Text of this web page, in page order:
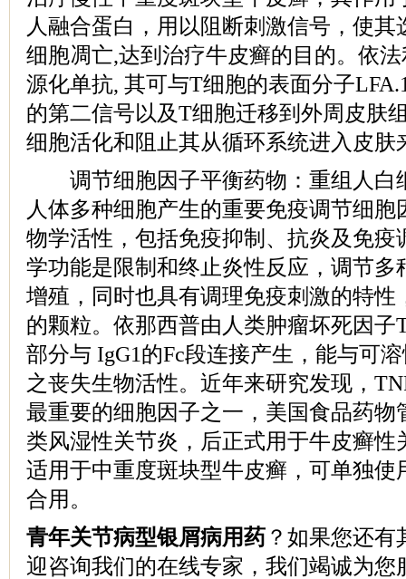
人融合蛋白，用以阻断刺激信号，使
细胞凋亡,达到治疗牛皮癣的目的。依法
源化单抗, 其可与T细胞的表面分子
的第二信号以及T细胞迁移到外周皮肤
细胞活化和阻止其从循环系统进入皮肤
调节细胞因子平衡药物：重组人白
人体多种细胞产生的重要免疫调节细
物学活性，包括免疫抑制、抗炎及免疫
学功能是限制和终止炎性反应，调节多
增殖，同时也具有调理免疫刺激的特性
的颗粒。依那西普由人类肿瘤坏死因子
部分与 IgG1的Fc段连接产生，能与可
之丧失生物活性。近年来研究发现，
最重要的细胞因子之一，美国食品药物
类风湿性关节炎，后正式用于牛皮癣性
适用于中重度斑块型牛皮癣，可单独使
合用。
青年关节病型银屑病用药 ？如果您还
迎咨询我们的在线专家，我们竭诚为您